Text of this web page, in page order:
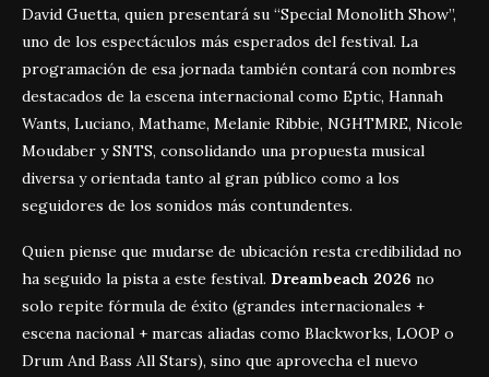
David Guetta, quien presentará su “Special Monolith Show”,
uno de los espectáculos más esperados del festival. La
programación de esa jornada también contará con nombres
destacados de la escena internacional como Eptic, Hannah
Wants, Luciano, Mathame, Melanie Ribbie, NGHTMRE, Nicole
Moudaber y SNTS, consolidando una propuesta musical
diversa y orientada tanto al gran público como a los
seguidores de los sonidos más contundentes.
Quien piense que mudarse de ubicación resta credibilidad no
ha seguido la pista a este festival. Dreambeach 2026 no
solo repite fórmula de éxito (grandes internacionales +
escena nacional + marcas aliadas como Blackworks, LOOP o
Drum And Bass All Stars), sino que aprovecha el nuevo